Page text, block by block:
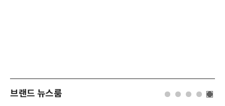
브랜드 뉴스룸